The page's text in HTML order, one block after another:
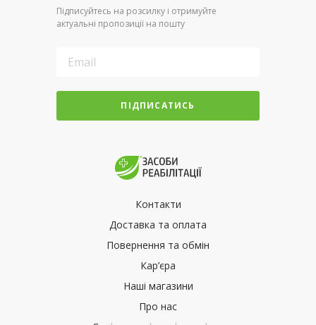
Підписуйтесь на розсилку і отримуйте
актуальні пропозиції на пошту
ПІДПИСАТИСЬ
Контакти
Доставка та оплата
Повернення та обмін
Кар’єра
Наші магазини
Про нас